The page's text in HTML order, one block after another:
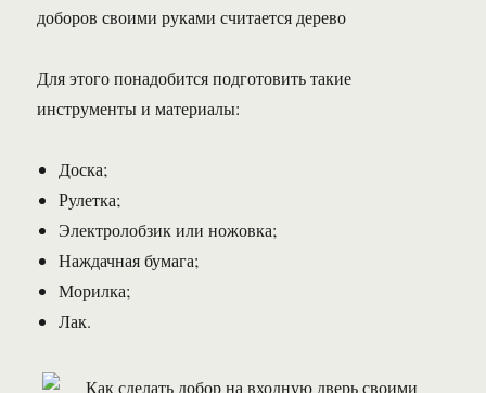
доборов своими руками считается дерево
Для этого понадобится подготовить такие
инструменты и материалы:
Доска;
Рулетка;
Электролобзик или ножовка;
Наждачная бумага;
Морилка;
Лак.